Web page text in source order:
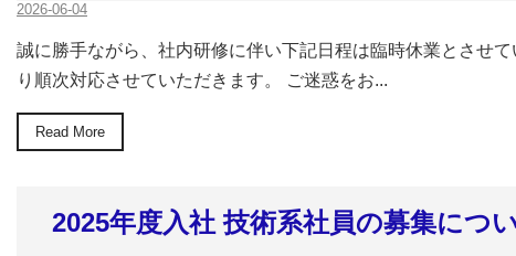
2026-06-04
誠に勝手ながら、社内研修に伴い下記日程は臨時休業とさせ
り順次対応させていただきます。 ご迷惑をお...
Read More
2025年度入社 技術系社員の募集につ